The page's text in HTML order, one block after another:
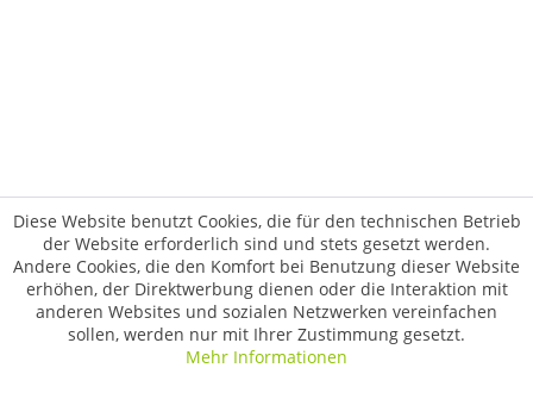
Diese Website benutzt Cookies, die für den technischen Betrieb
der Website erforderlich sind und stets gesetzt werden.
Andere Cookies, die den Komfort bei Benutzung dieser Website
erhöhen, der Direktwerbung dienen oder die Interaktion mit
anderen Websites und sozialen Netzwerken vereinfachen
sollen, werden nur mit Ihrer Zustimmung gesetzt.
Mehr Informationen